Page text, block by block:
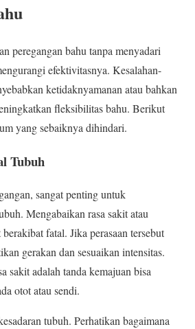
peregangan bahu tanpa menyadari
efektivitasnya. Kesalahan-
ketidaknyamanan atau bahkan
fleksibilitas bahu. Berikut
yang sebaiknya dihindari.
Tubuh
sangat penting untuk
Mengabaikan rasa sakit atau
fatal. Jika perasaan tersebut
gerakan dan sesuaikan intensitas.
sakit adalah tanda kemajuan bisa
otot atau sendi.
tubuh. Perhatikan bagaimana